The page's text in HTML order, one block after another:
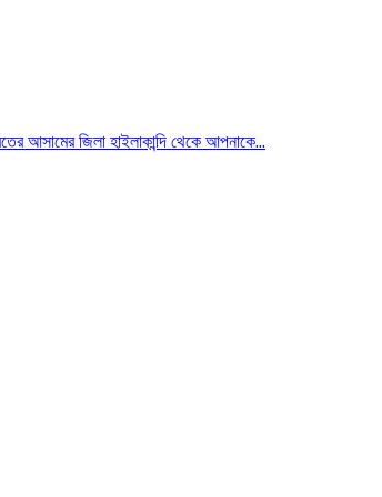
জিলা হাইলাকান্দি থেকে আপনাকে...